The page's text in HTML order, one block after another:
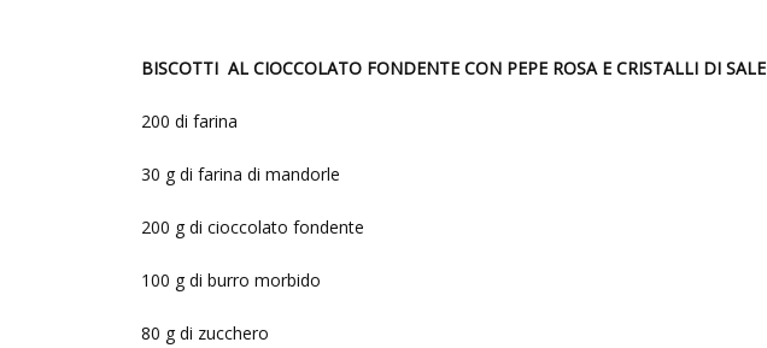
BISCOTTI AL CIOCCOLATO FONDENTE CON PEPE ROSA E CRISTALLI DI SALE
200 di farina
30 g di farina di mandorle
200 g di cioccolato fondente
100 g di burro morbido
80 g di zucchero